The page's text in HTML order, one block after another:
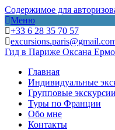
Содержимое для
Меню
+33 6 28 35 70 57
Гид в Париже Оксана
Главная
Индивидуальные
Групповые экскурсии
Туры по Франции
Обо мне
Контакты